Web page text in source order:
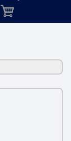
Корзина: товаров в